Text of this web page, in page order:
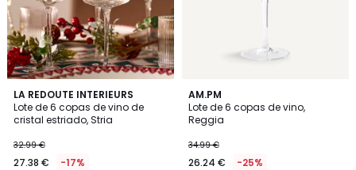
LA REDOUTE INTERIEURS
Lote de 6 copas de vino de
cristal estriado, Stria
32.99 €
27.38 € -17%
4,8
/ 5
AM.PM
Lote de 6 copas de vino,
Reggia
34.99 €
26.24 € -25%
4
/
5